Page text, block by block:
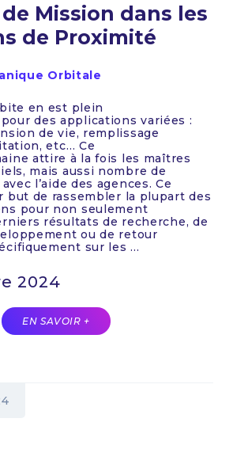
2024
Mission dans les
de Proximité
Orbitale
en est plein
des applications variées :
de vie, remplissage
etc… Ce
attire à la fois les maîtres
mais aussi nombre de
l’aide des agences. Ce
but de rassembler la plupart des
pour non seulement
résultats de recherche, de
ou de retour
sur les ...
EN SAVOIR +